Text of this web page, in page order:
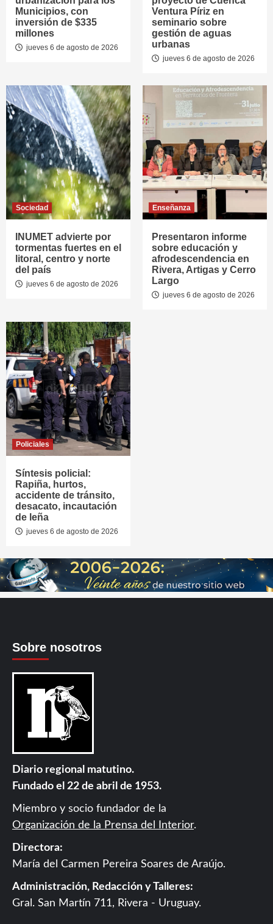
Municipios, con
inversión de $335
millones
jueves 6 de agosto de 2026
Ventura Píriz en
seminario sobre
gestión de aguas
urbanas
jueves 6 de agosto de 2026
Sociedad
INUMET advierte por
tormentas fuertes en el
litoral, centro y norte
del país
jueves 6 de agosto de 2026
Enseñanza
Presentaron informe
sobre educación y
afrodescendencia en
Rivera, Artigas y Cerro
Largo
jueves 6 de agosto de 2026
Policiales
Síntesis policial:
Rapiña, hurtos,
accidente de tránsito,
desacato, incautación
de leña
jueves 6 de agosto de 2026
Sobre nosotros
Diario regional matutino.
Fundado el 22 de abril de 1953.
Miembro y socio fundador de la
Organización de la Prensa del Interior.
Directora:
María del Carmen Pereira Soares de Araújo.
Administración, Redacción y Talleres:
Gral. San Martín 711, Rivera - Uruguay.